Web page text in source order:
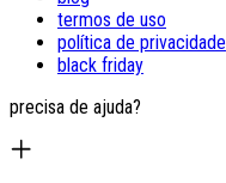
termos de uso
política de privacidade
black friday
precisa de ajuda?